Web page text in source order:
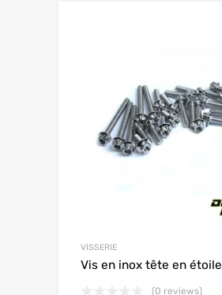
VISSERIE
Vis en inox tête en étoile
(0 reviews)